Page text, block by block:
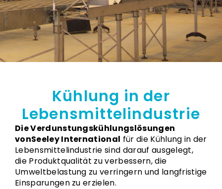
Kühlung in der
Lebensmittelindustrie
Die Verdunstungskühlungslösungen
vonSeeley International für die Kühlung in der
Lebensmittelindustrie sind darauf ausgelegt,
die Produktqualität zu verbessern, die
Umweltbelastung zu verringern und langfristige
Einsparungen zu erzielen.